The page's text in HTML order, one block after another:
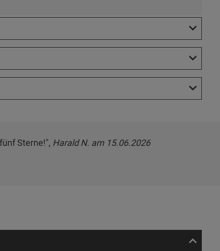
Sterne!", Harald N. am 15.06.2026